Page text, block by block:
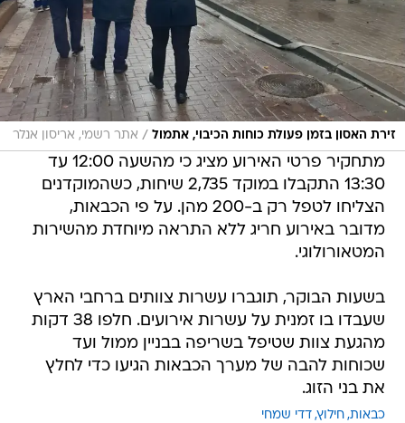
זירת האסון בזמן פעולת כוחות הכיבוי, אתמול / אתר רשמי, אריסון אנלר
מתחקיר פרטי האירוע מציג כי מהשעה 12:00 עד
13:30 התקבלו במוקד 2,735 שיחות, כשהמוקדנים
הצליחו לטפל רק ב-200 מהן. על פי הכבאות,
מדובר באירוע חריג ללא התראה מיוחדת מהשירות
המטאורולוגי.
בשעות הבוקר, תוגברו עשרות צוותים ברחבי הארץ
שעבדו בו זמנית על עשרות אירועים. חלפו 38 דקות
מהגעת צוות שטיפל בשריפה בבניין ממול ועד
שכוחות להבה של מערך הכבאות הגיעו כדי לחלץ
את בני הזוג.
כבאות חילוץ דדי שמחי